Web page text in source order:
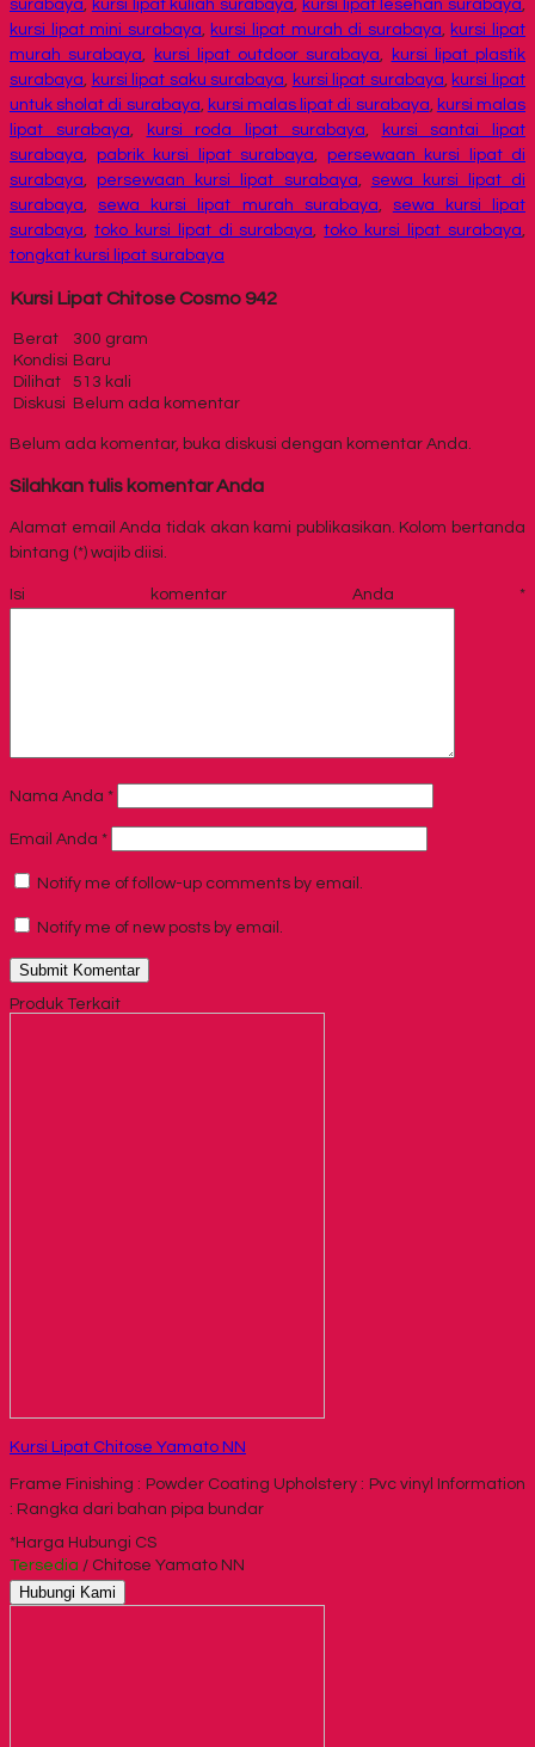
surabaya, kursi lipat kuliah surabaya, kursi lipat lesehan surabaya,
kursi lipat mini surabaya, kursi lipat murah di surabaya, kursi lipat
murah surabaya, kursi lipat outdoor surabaya,
kursi lipat plastik
surabaya, kursi lipat saku surabaya, kursi lipat surabaya, kursi lipat
untuk sholat di surabaya, kursi malas lipat di surabaya, kursi malas
lipat surabaya, kursi roda lipat surabaya,
kursi santai lipat
surabaya, pabrik kursi lipat surabaya, persewaan kursi lipat di
surabaya,persewaan kursi lipat surabaya, sewa kursi lipat di
surabaya, sewa kursi lipat murah surabaya, sewa kursi lipat
surabaya, toko kursi lipat di surabaya,toko kursi lipat surabaya,
tongkat kursi lipat surabaya
Kursi Lipat Chitose Cosmo 942
Berat
300 gram
Kondisi Baru
Dilihat
513 kali
Diskusi
Belum ada komentar
Belum ada komentar, buka diskusi dengan komentar Anda.
Silahkan tulis komentar Anda
Alamat email Anda tidak akan kami publikasikan. Kolom bertanda
bintang (*) wajib diisi.
Isi komentar Anda *
Nama Anda *
Email Anda *
Notify me of follow-up comments by email.
Notify me of new posts by email.
Produk Terkait
Kursi Lipat Chitose Yamato NN
Frame Finishing : Powder Coating Upholstery : Pvc vinyl Information
: Rangka dari bahan pipa bundar
*Harga Hubungi CS
Tersedia / Chitose Yamato NN
Hubungi Kami